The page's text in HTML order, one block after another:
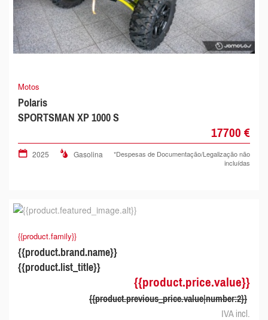
Motos
Polaris
SPORTSMAN XP 1000 S
17700 €
2025 Gasolina
*Despesas de Documentação/Legalização não
incluídas
{{product.family}}
{{product.brand.name}}
{{product.list_title}}
{{product.price.value}}
{{product.previous_price.value|number:2}}
IVA incl.